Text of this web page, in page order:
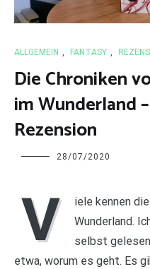
ALLGEMEIN , FANTASY ,
Die Chroniken
im Wunderland
Rezension
Charline 28/07/2020
V
iele kennen
Wunderland.
selbst
etwa, worum es geht. Es